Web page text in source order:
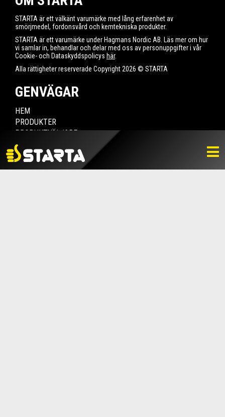
STARTA är ett välkänt varumärke med lång erfarenhet av
smörjmedel, fordonsvård och kemtekniska produkter.
STARTA är ett varumärke under Hagmans Nordic AB. Läs mer om hur
vi samlar in, behandlar och delar med oss av personuppgifter i vår
Cookie- och Dataskyddspolicys här.
Alla rättigheter reserverade Copyright 2026 © STARTA
GENVÄGAR
HEM
PRODUKTER
PRODUKTVÄLJARE
HITTA ÅTERFÖRSÄLJARE
NYHETER